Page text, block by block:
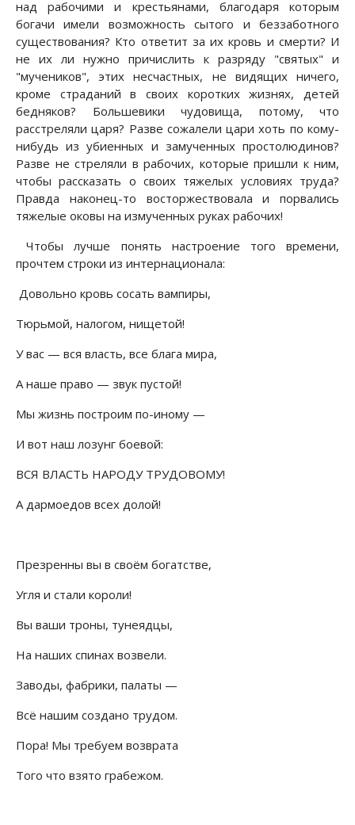
над рабочими и крестьянами, благодаря которым
богачи имели возможность сытого и беззаботного
существования? Кто ответит за их кровь и смерти? И
не их ли нужно причислить к разряду "святых" и
"мучеников", этих несчастных, не видящих ничего,
кроме страданий в своих коротких жизнях, детей
бедняков? Большевики чудовища, потому, что
расстреляли царя? Разве сожалели цари хоть по кому-
нибудь из убиенных и замученных простолюдинов?
Разве не стреляли в рабочих, которые пришли к ним,
чтобы рассказать о своих тяжелых условиях труда?
Правда наконец-то восторжествовала и порвались
тяжелые оковы на измученных руках рабочих!
Чтобы лучше понять настроение того времени,
прочтем строки из интернационала:
Довольно кровь сосать вампиры,
Тюрьмой, налогом, нищетой!
У вас — вся власть, все блага мира,
А наше право — звук пустой!
Мы жизнь построим по-иному —
И вот наш лозунг боевой:
ВСЯ ВЛАСТЬ НАРОДУ ТРУДОВОМУ!
А дармоедов всех долой!
Презренны вы в своём богатстве,
Угля и стали короли!
Вы ваши троны, тунеядцы,
На наших спинах возвели.
Заводы, фабрики, палаты —
Всё нашим создано трудом.
Пора! Мы требуем возврата
Того что взято грабежом.